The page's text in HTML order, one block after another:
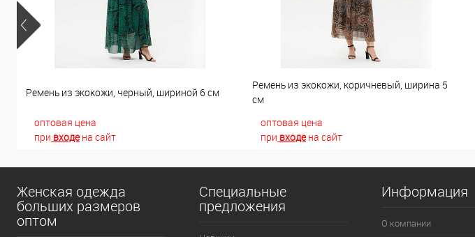
Ремень из экокожи, черный, шириной 6 см
оптовая цена
при входена сайт
Ремень из экокожи, коричневый, ширина 5
см
оптовая цена
при входена сайт
Женская одежда
больших размеров
оптом
Специальные
предложения
Информация
О компании